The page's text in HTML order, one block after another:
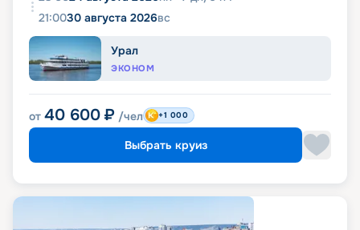
21:0030 августа 2026вс
Урал
ЭКОНОМ
от 40 600 ₽ /чел +1 000
Выбрать круиз